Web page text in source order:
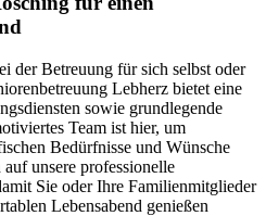
der Betreuung für sich selbst oder
Lebherz bietet eine
sowie grundlegende
Team ist hier, um
Bedürfnisse und Wünsche
unsere professionelle
Sie oder Ihre Familienmitglieder
Lebensabend genießen